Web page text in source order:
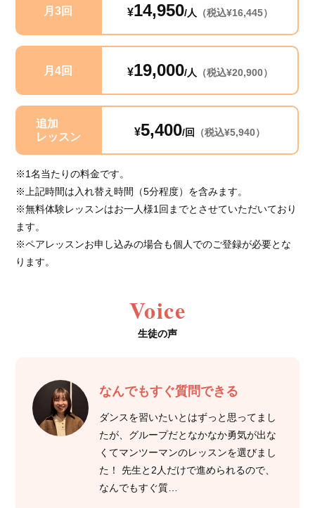
月3回 ¥14,950/人 （税込¥16,445）
月4回 ¥19,000/人 （税込¥20,900）
追加
レッスン
¥5,400/回 （税込¥5,940）
※1名当たりの料金です。
※上記時間は入れ替え時間（5分程度）を含みます。
※無料体験レッスンはお一人様1回までとさせていただいており
ます。
※ペアレッスンお申し込みの場合も個人でのご登録が必要とな
ります。
Voice
生徒の声
なんでもすぐ質問できる
ダンスを習いたいとはずっと思ってまし
たが、グループだとなかなか勇気が出な
くてマンツーマンのレッスンを選びまし
た！ 先生と2人だけで進められるので、
なんでもすぐ質…